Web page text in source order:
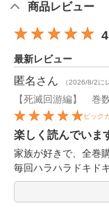
商品レビュー
最新レビュー
匿名 さん （2026/8/2に
【死滅回游編】 巻
ビック
楽しく読んでいま
家族が好きで、全巻
毎回ハラハラドキド